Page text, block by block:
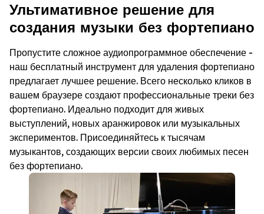
Ультимативное решение для
создания музыки без фортепиано
Пропустите сложное аудиопрограммное обеспечение -
наш бесплатный инструмент для удаления фортепиано
предлагает лучшее решение. Всего несколько кликов в
вашем браузере создают профессиональные треки без
фортепиано. Идеально подходит для живых
выступлений, новых аранжировок или музыкальных
экспериментов. Присоединяйтесь к тысячам
музыкантов, создающих версии своих любимых песен
без фортепиано.